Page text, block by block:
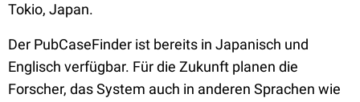
Tokio, Japan.
Der PubCaseFinder ist bereits in Japanisch und
Englisch verfügbar. Für die Zukunft planen die
Forscher, das System auch in anderen Sprachen wie